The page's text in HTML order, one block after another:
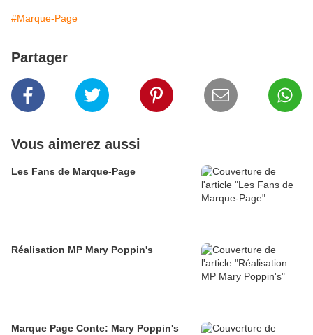
#Marque-Page
Partager
Vous aimerez aussi
Les Fans de Marque-Page
Réalisation MP Mary Poppin's
Marque Page Conte: Mary Poppin's